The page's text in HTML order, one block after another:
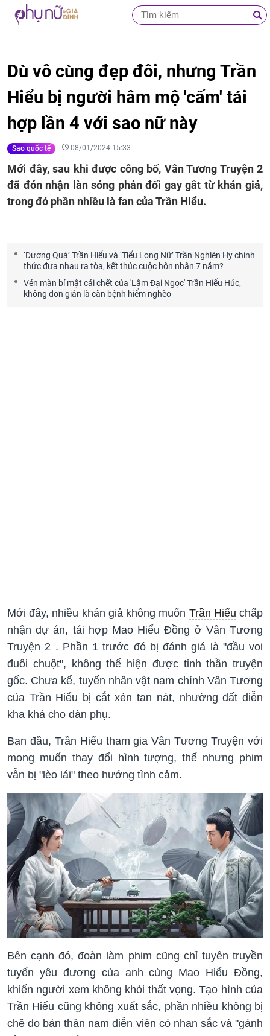
Dù vô cùng đẹp đôi, nhưng Trần
Hiểu bị người hâm mộ 'cấm' tái
hợp lần 4 với sao nữ này
Sao quốc tế 08/01/2024 15:33
Mới đây, sau khi được công bố, Vân Tương Truyện 2
đã đón nhận làn sóng phản đối gay gắt từ khán giả,
trong đó phần nhiều là fan của Trần Hiểu.
‘Dương Quá’ Trần Hiểu và ‘Tiểu Long Nữ’ Trần Nghiên Hy chính
thức đưa nhau ra tòa, kết thúc cuộc hôn nhân 7 năm?
Vén màn bí mật cái chết của 'Lâm Đại Ngọc' Trần Hiểu Húc,
không đơn giản là căn bệnh hiểm nghèo
Mới đây, nhiều khán giả không muốn Trần Hiểu chấp
nhận dự án, tái hợp Mao Hiểu Đồng ở Vân Tương
Truyện 2 . Phần 1 trước đó bị đánh giá là "đầu voi
đuôi chuột", không thể hiện được tinh thần truyện
gốc. Chưa kể, tuyến nhân vật nam chính Vân Tương
của Trần Hiểu bị cắt xén tan nát, nhường đất diễn
kha khá cho dàn phụ.
Ban đầu, Trần Hiểu tham gia Vân Tương Truyện với
mong muốn thay đổi hình tượng, thế nhưng phim
vẫn bị "lèo lái" theo hướng tình cảm.
Bên cạnh đó, đoàn làm phim cũng chỉ tuyên truyền
tuyến yêu đương của anh cùng Mao Hiểu Đồng,
khiến người xem không khỏi thất vọng. Tạo hình của
Trần Hiểu cũng không xuất sắc, phần nhiều không bị
chê do bản thân nam diễn viên có nhan sắc và "gánh